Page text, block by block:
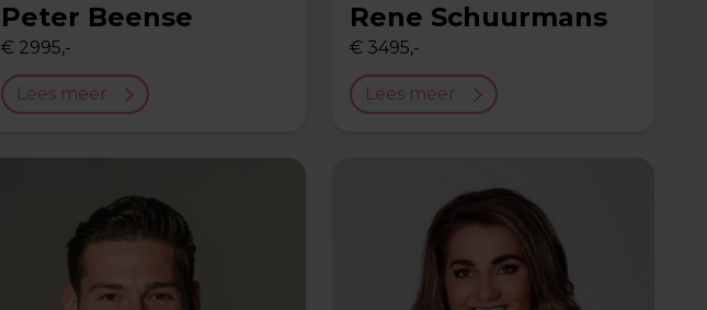
Peter Beense
€ 2995,-
Lees meer
Rene Schuurmans
€ 3495,-
Lees meer